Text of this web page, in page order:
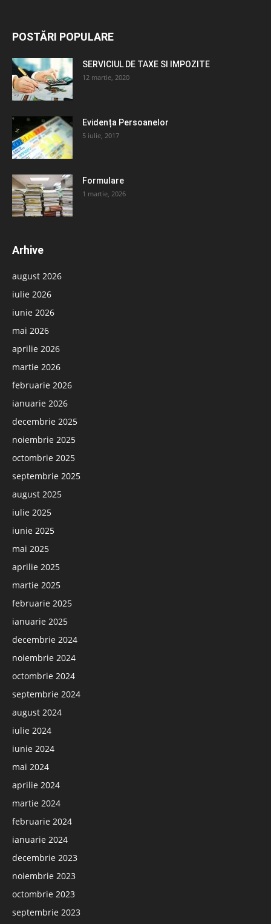
POSTĂRI POPULARE
SERVICIUL DE TAXE SI IMPOZITE
12 martie, 2020
Evidența Persoanelor
5 iulie, 2017
Formulare
1 martie, 2026
Arhive
august 2026
iulie 2026
iunie 2026
mai 2026
aprilie 2026
martie 2026
februarie 2026
ianuarie 2026
decembrie 2025
noiembrie 2025
octombrie 2025
septembrie 2025
august 2025
iulie 2025
iunie 2025
mai 2025
aprilie 2025
martie 2025
februarie 2025
ianuarie 2025
decembrie 2024
noiembrie 2024
octombrie 2024
septembrie 2024
august 2024
iulie 2024
iunie 2024
mai 2024
aprilie 2024
martie 2024
februarie 2024
ianuarie 2024
decembrie 2023
noiembrie 2023
octombrie 2023
septembrie 2023